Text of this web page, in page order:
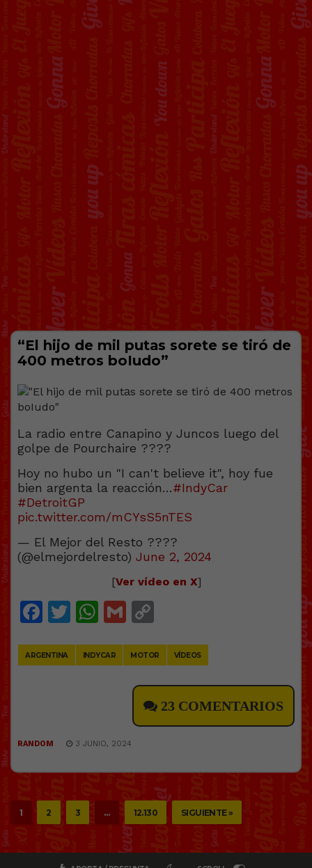
“El hijo de mil putаs sorete se tiró de
400 metros boIudo”
La radio entre Canapino y Juncos luego del
golpe de Pourchaire ????
Hoy no hubo un "I can't believe it", hoy fue
bien argenta la reacción…#IndyCar
#DetroitGP
pic.twitter.com/mCYsS5nTES
— El Mejor del Resto ????
(@elmejordelresto) June 2, 2024
[Ver vídeo en X]
Facebook
Twitter
WhatsApp
Gmail
ARGENTINA INDYCAR MOTOR VÍDEOS
23 COMENTARIOS
RANDOM 3 JUNIO, 2024
1 2 3 … 12.130 SIGUIENTE »